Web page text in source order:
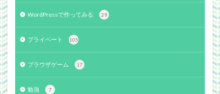
WordPressで作ってみる 29
プライベート 105
ブラウザゲーム 17
勉強 7